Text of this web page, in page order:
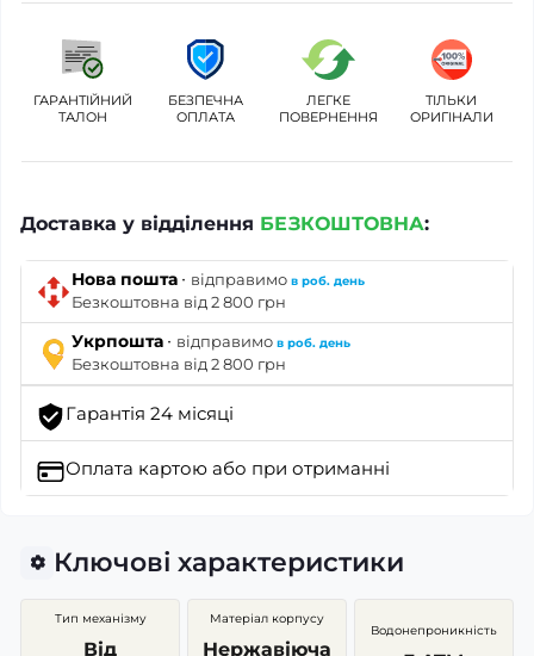
ГАРАНТІЙНИЙ
ТАЛОН
БЕЗПЕЧНА
ОПЛАТА
ЛЕГКЕ
ПОВЕРНЕННЯ
ТІЛЬКИ
ОРИГІНАЛИ
Доставка у відділення БЕЗКОШТОВНА:
Нова пошта · відправимо в роб. день
Безкоштовна від 2 800 грн
Укрпошта · відправимо в роб. день
Безкоштовна від 2 800 грн
Гарантія 24 місяці
Оплата картою або при отриманні
Ключові характеристики
Тип механізму
Від
Матеріал корпусу
Нержавіюча
Водонепроникність